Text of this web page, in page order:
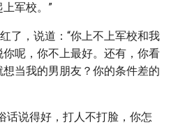
军校。”
了，说道：“你上不上军校和我
呢，你不上最好。还有，你看
当我的男朋友？你的条件差的
话说得好，打人不打脸，你怎